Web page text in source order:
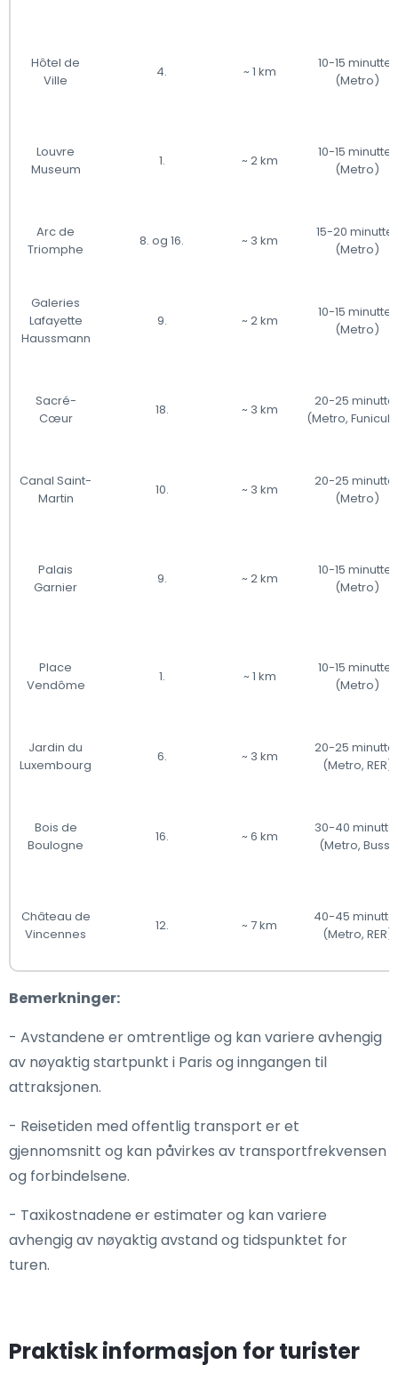
Hôtel de
Ville
4. ~ 1 km
10-15 minutter
(Metro)
Louvre
Museum
1. ~ 2 km
10-15 minutter
(Metro)
Arc de
Triomphe
8. og 16. ~ 3 km
15-20 minutter
(Metro)
Galeries
Lafayette
Haussmann
9. ~ 2 km
10-15 minutter
(Metro)
Sacré-
Cœur
18. ~ 3 km
20-25
(Metro,
Canal Saint-
Martin
10. ~ 3 km
20-25
(Metro)
Palais
Garnier
9. ~ 2 km
10-15 minutter
(Metro)
Place
Vendôme
1. ~ 1 km
10-15 minutter
(Metro)
Jardin du
Luxembourg
6. ~ 3 km
20-25
(Metro, RER)
Bois de
Boulogne
16. ~ 6 km
30-40
(Metro, Buss)
Château de
Vincennes
12. ~ 7 km
40-45
(Metro, RER)
Bemerkninger:
- Avstandene er omtrentlige og kan variere avhengig
av nøyaktig startpunkt i Paris og inngangen til
attraksjonen.
- Reisetiden med offentlig transport er et
gjennomsnitt og kan påvirkes av transportfrekvensen
og forbindelsene.
- Taxikostnadene er estimater og kan variere
avhengig av nøyaktig avstand og tidspunktet for
turen.
Praktisk informasjon for turister